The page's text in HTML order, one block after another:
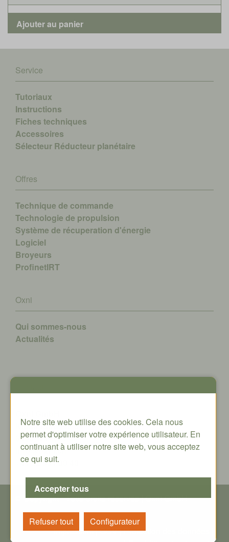
Service
Tutoriaux
Instructions
Fiches techniques
Accessoires
Sélecteur Réducteur planétaire
Offres
Technique de commande
Technologie de propulsion
Système de récuperation d'énergie
Logiciel
Broyeurs
ProfinetIRT
Oxni
Qui sommes-nous
Actualités
Klosterstrasse 34
8406 Winterthur
info@oxni.ch
+41 52 551 00 40
© Copyright - Tous droits réservés| Oxni GmbH
Impressum|GCV|Protection des données
Notre site web utilise des cookies. Cela nous
permet d'optimiser votre expérience utilisateur. En
continuant à utiliser notre site web, vous acceptez
ce qui suit.